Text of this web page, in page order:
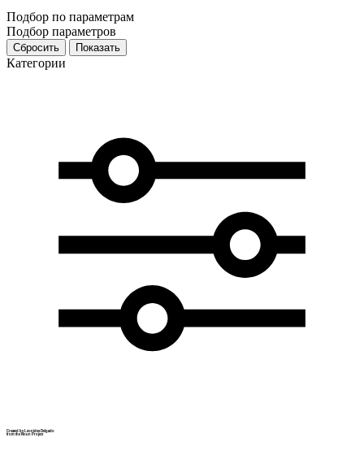
Подбор по параметрам
Подбор параметров
Категории
Created by Leonides Delgado
from the Noun Project